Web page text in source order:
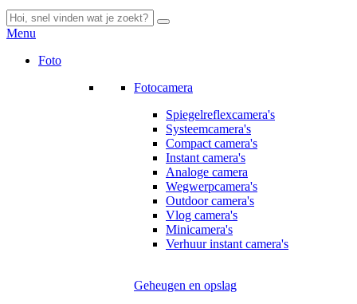
Menu
Foto
Fotocamera
Spiegelreflexcamera's
Systeemcamera's
Compact camera's
Instant camera's
Analoge camera
Wegwerpcamera's
Outdoor camera's
Vlog camera's
Minicamera's
Verhuur instant camera's
Geheugen en opslag